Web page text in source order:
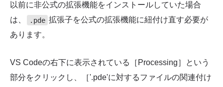
以前に非公式の拡張機能をインストールしていた場合
は、
.pde 拡張子を公式の拡張機能に紐付け直す必要が
あります。
VS Codeの右下に表示されている［Processing］という
部分をクリックし、［'.pde'に対するファイルの関連付け